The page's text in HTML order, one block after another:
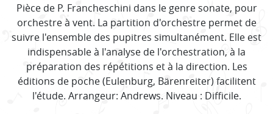
Pièce de P. Francheschini dans le genre sonate, pour
orchestre à vent. La partition d'orchestre permet de
suivre l'ensemble des pupitres simultanément. Elle est
indispensable à l'analyse de l'orchestration, à la
préparation des répétitions et à la direction. Les
éditions de poche (Eulenburg, Bärenreiter) facilitent
l'étude. Arrangeur: Andrews. Niveau : Difficile.